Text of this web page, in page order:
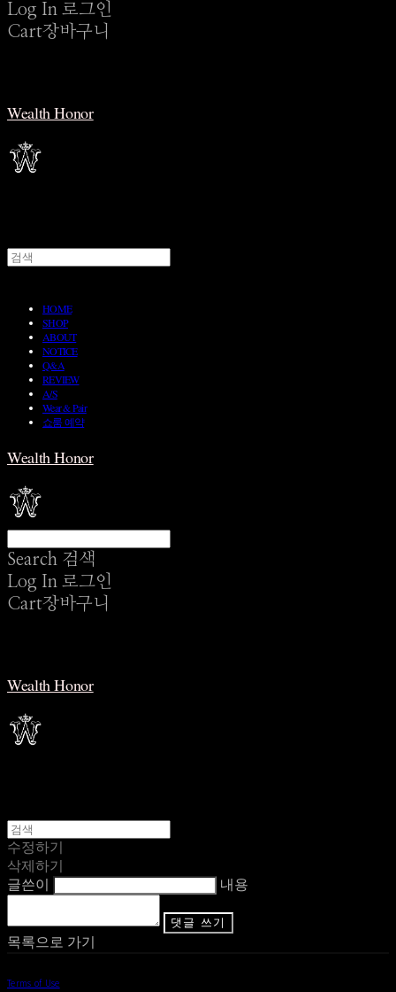
Log In 로그인
Cart장바구니
Wealth Honor
HOME
SHOP
ABOUT
NOTICE
Q&A
REVIEW
A/S
Wear & Pair
쇼룸 예약
Wealth Honor
Search 검색
Log In 로그인
Cart장바구니
Wealth Honor
수정하기
삭제하기
글쓴이
내용
댓글 쓰기
목록으로 가기
Terms of Use